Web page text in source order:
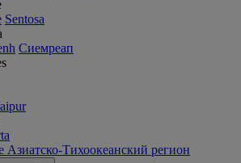
Sentosa
Сиемреап
Азиатско-Тихоокеанский регион